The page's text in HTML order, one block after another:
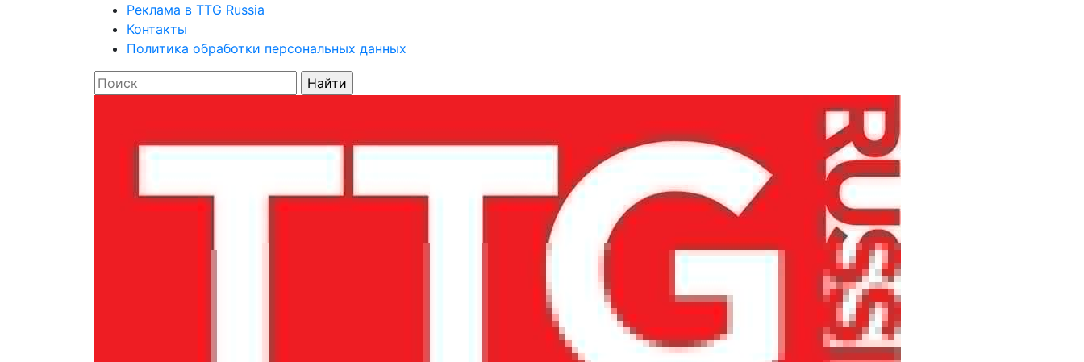
Реклама в TTG Russia
Контакты
Политика обработки персональных данных